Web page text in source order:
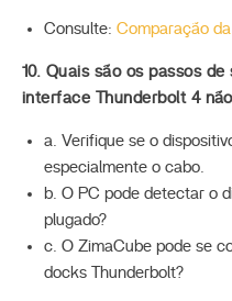
Consulte: Comparação da
10. Quais são os passos
interface Thunderbolt 4
a. Verifique se o
especialmente o cabo.
b. O PC pode detectar o
plugado?
c. O ZimaCube pode se
docks Thunderbolt?